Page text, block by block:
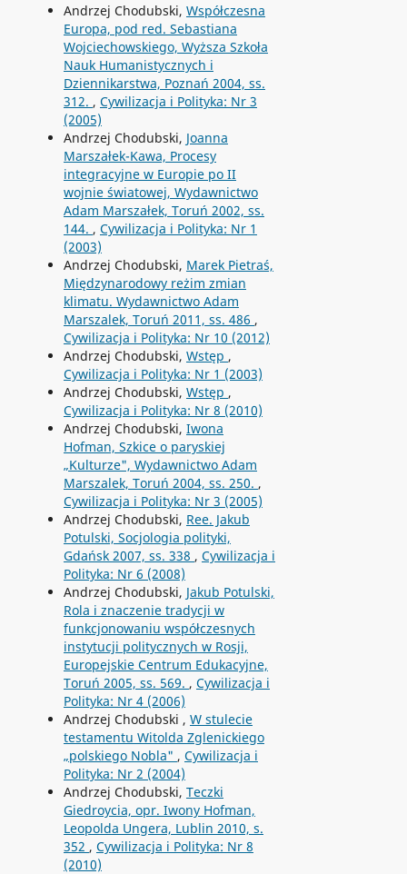
Andrzej Chodubski, Współczesna
Europa, pod red. Sebastiana
Wojciechowskiego, Wyższa Szkoła
Nauk Humanistycznych i
Dziennikarstwa, Poznań 2004, ss.
312. , Cywilizacja i Polityka: Nr 3
(2005)
Andrzej Chodubski, Joanna
Marszałek-Kawa, Procesy
integracyjne w Europie po II
wojnie światowej, Wydawnictwo
Adam Marszałek, Toruń 2002, ss.
144. , Cywilizacja i Polityka: Nr 1
(2003)
Andrzej Chodubski, Marek Pietraś,
Międzynarodowy reżim zmian
klimatu. Wydawnictwo Adam
Marszalek, Toruń 2011, ss. 486 ,
Cywilizacja i Polityka: Nr 10 (2012)
Andrzej Chodubski, Wstęp ,
Cywilizacja i Polityka: Nr 1 (2003)
Andrzej Chodubski, Wstęp ,
Cywilizacja i Polityka: Nr 8 (2010)
Andrzej Chodubski, Iwona
Hofman, Szkice o paryskiej
„Kulturze", Wydawnictwo Adam
Marszalek, Toruń 2004, ss. 250. ,
Cywilizacja i Polityka: Nr 3 (2005)
Andrzej Chodubski, Ree. Jakub
Potulski, Socjologia polityki,
Gdańsk 2007, ss. 338 , Cywilizacja i
Polityka: Nr 6 (2008)
Andrzej Chodubski, Jakub Potulski,
Rola i znaczenie tradycji w
funkcjonowaniu współczesnych
instytucji politycznych w Rosji,
Europejskie Centrum Edukacyjne,
Toruń 2005, ss. 569. , Cywilizacja i
Polityka: Nr 4 (2006)
Andrzej Chodubski , W stulecie
testamentu Witolda Zglenickiego
„polskiego Nobla" , Cywilizacja i
Polityka: Nr 2 (2004)
Andrzej Chodubski, Teczki
Giedroycia, opr. Iwony Hofman,
Leopolda Ungera, Lublin 2010, s.
352 , Cywilizacja i Polityka: Nr 8
(2010)